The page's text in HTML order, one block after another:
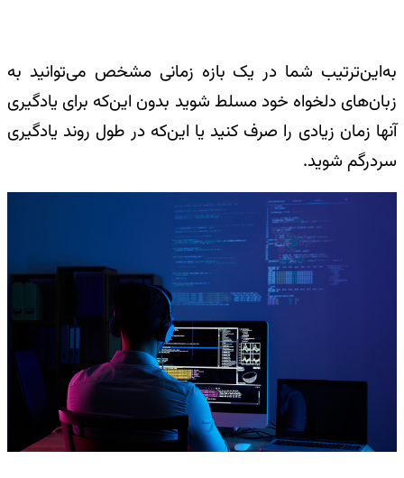
به‌این‌ترتیب شما در یک بازه زمانی مشخص می‌توانید به
زبان‌های دلخواه خود مسلط شوید بدون این‌که برای یادگیری
آنها زمان زیادی را صرف کنید یا این‌که در طول روند یادگیری
سردرگم شوید.